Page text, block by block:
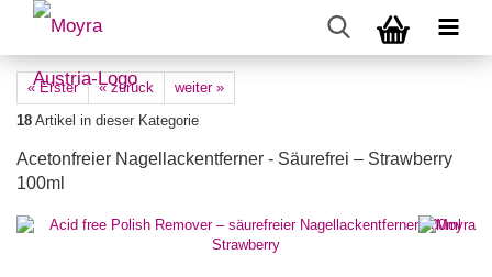
« Erster « zurück
weiter »
18 Artikel in dieser Kategorie
Acetonfreier Nagellackentferner - Säurefrei – Strawberry
100ml